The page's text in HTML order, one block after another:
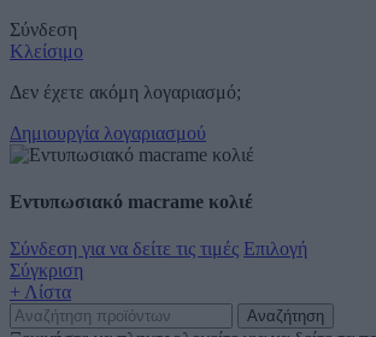
Σύνδεση
Κλείσιμο
Δεν έχετε ακόμη λογαριασμό;
Δημιουργία λογαριασμού
Εντυπωσιακό macrame κολιέ
Σύνδεση για να δείτε τις τιμές Επιλογή
Σύγκριση
+ Λίστα
Αναζήτηση